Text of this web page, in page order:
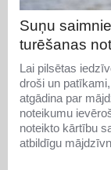
Suņu
turēšanas
Lai pilsētas
droši un
atgādina par
noteikumu
noteikto kārtību
atbildīgu